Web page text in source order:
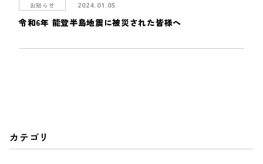
お知らせ 2024.01.05
令和6年 能登半島地震に被災された皆様へ
カテゴリ